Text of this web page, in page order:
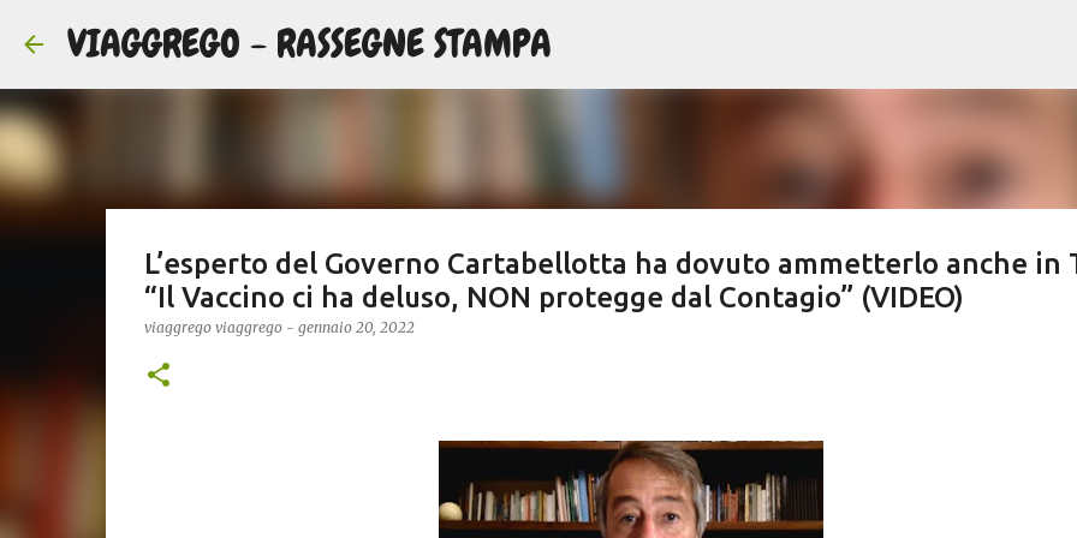
VIAGGREGO - RASSEGNE STAMPA
L’esperto del Governo Cartabellotta ha dovuto ammetterlo anche in
“Il Vaccino ci ha deluso, NON protegge dal Contagio” (VIDEO)
viaggrego viaggrego - gennaio 20, 2022